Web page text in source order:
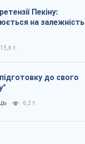
Пекіну:
на залежність
15,6 т.
до свого
6,2 т.